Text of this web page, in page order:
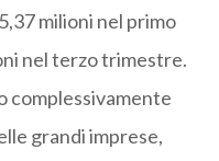
milioni nel primo
nel terzo trimestre.
complessivamente
grandi imprese,